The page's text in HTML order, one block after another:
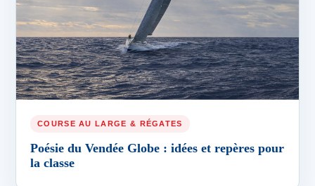
COURSE AU LARGE & RÉGATES
Poésie du Vendée Globe : idées et repères pour
la classe